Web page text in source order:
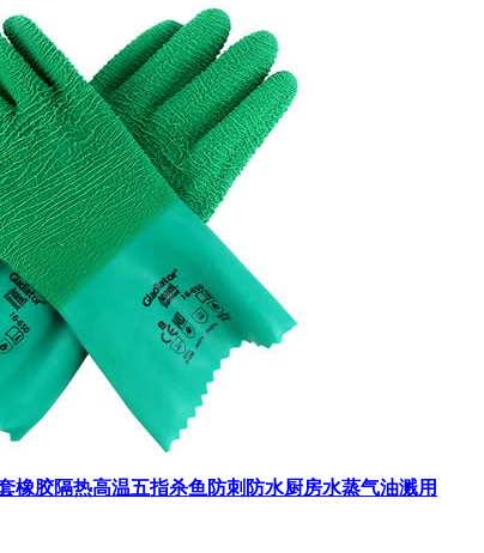
橡胶隔热高温五指杀鱼防刺防水厨房水蒸气油溅用